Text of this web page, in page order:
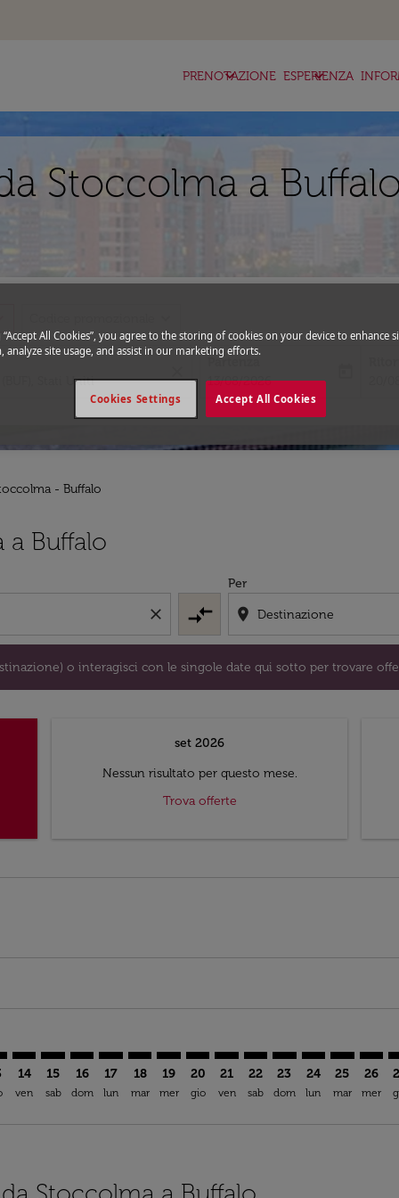
PRENOTAZIONE
keyboard_arrow_down ESPERIENZA
keyboard_arrow_down
Stoccolma a
Partenza
fc-booking-departure-date-aria-
13/08/2026
fc-
- Buffalo
a Buffalo
close compare_arrows
Per
location_on
o interagisci con le singole date qui sotto per trovare
destinazione) o interagisci con le singole date qui sotto
set 2026
Nessun risultato per questo mese.
Trova offerte
14
ven
15
sab
16
dom
17
lun
18
mar
19
mer
20
gio
ARN–BUF: cmp-view-
21
ven
ARN–BUF: cmp-view-
22
sab
ARN–BUF: cmp-
23
dom
ARN–BUF:
24
lun
25
mar
26
mer
“Accept All Cookies”, you agree to the storing of cookies on your device to enhance
analyze site usage, and assist in our marketing efforts.
Accept All Cookies
Cookies Settings